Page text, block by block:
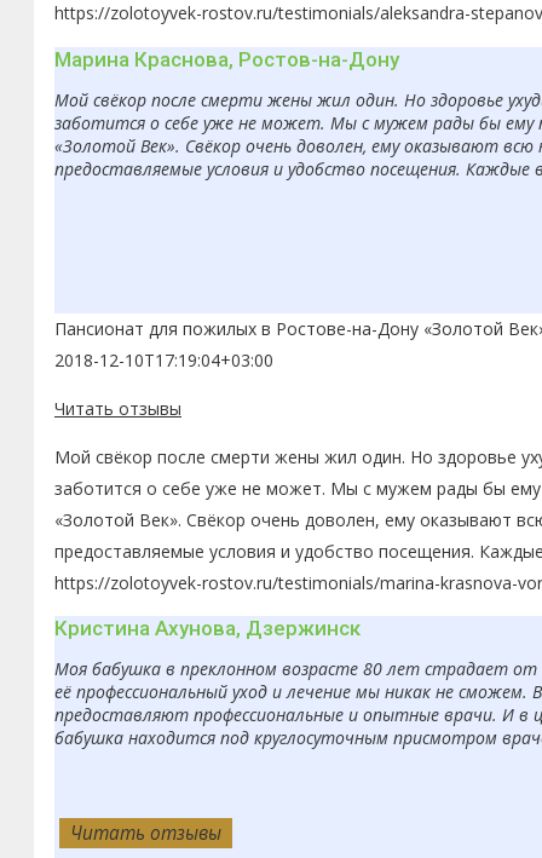
Читать отзывы
Читать отзывы
Читать отзывы
Читать отзывы
Читать отзывы
Читать отзывы
Читать отзывы
Читать отзывы
https://zolotoyvek-rostov.ru/testimonials/aleksandra-
Марина Краснова, Ростов-на-Дону
Мой свёкор после смерти жены жил один. Но здоровье
заботится о себе уже не может. Мы с мужем рады бы ему
«Золотой Век». Свёкор очень доволен, ему оказывают
предоставляемые условия и удобство посещения.
Читать отзывы
Пансионат для пожилых в Ростове-на-Дону «Золотой
2018-12-10T17:19:04+03:00
Читать отзывы
Мой свёкор после смерти жены жил один. Но здоровье
заботится о себе уже не может. Мы с мужем рады бы ему
«Золотой Век». Свёкор очень доволен, ему оказывают
предоставляемые условия и удобство посещения.
https://zolotoyvek-rostov.ru/testimonials/marina-krasnova-
Кристина Ахунова, Дзержинск
Моя бабушка в преклонном возрасте 80 лет страдает от
её профессиональный уход и лечение мы никак не
предоставляют профессиональные и опытные врачи. И в
бабушка находится под круглосуточным присмотром
Читать отзывы